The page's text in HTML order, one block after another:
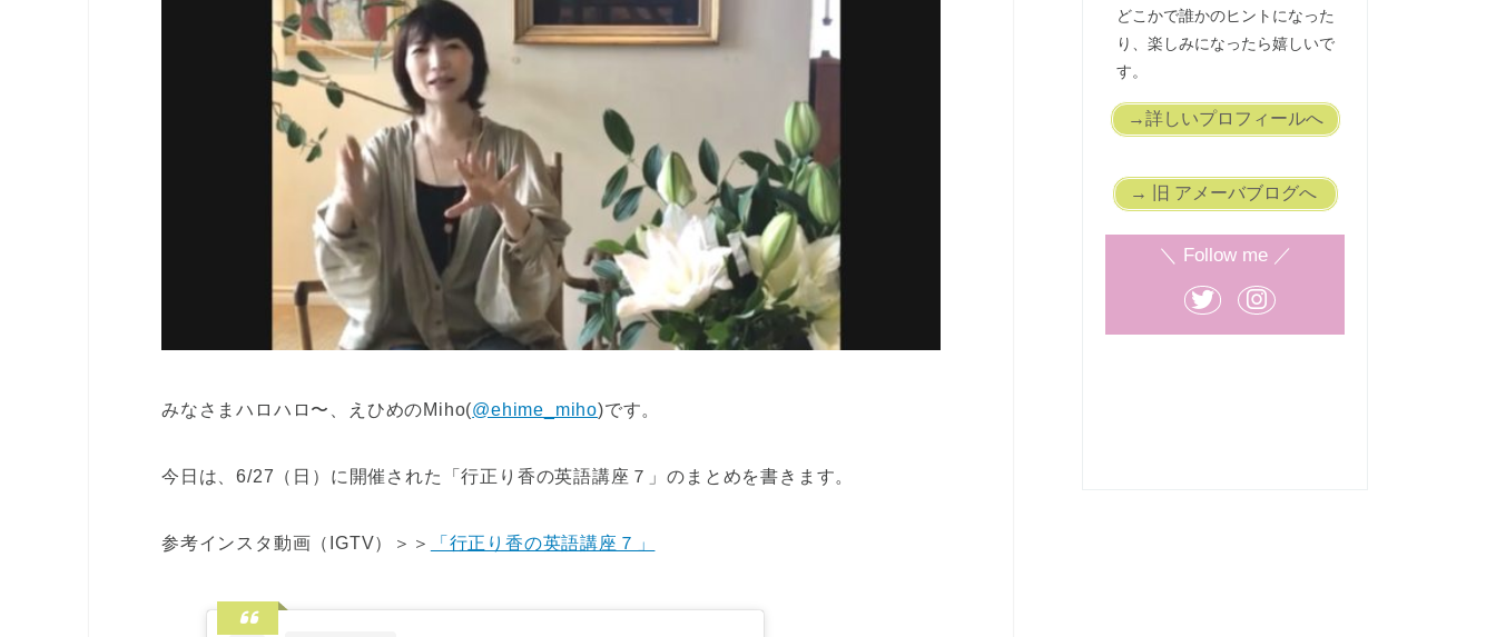
みなさまハロハロ〜、えひめのMiho(@ehime_miho)です。
今日は、6/27（日）に開催された「行正り香の英語講座７」のまとめを書きます。
参考インスタ動画（IGTV）＞＞ 「行正り香の英語講座７」
どこかで誰かのヒントになった
り、楽しみになったら嬉しいで
す。
→詳しいプロフィールへ
→ 旧 アメーバブログへ
＼ Follow me ／